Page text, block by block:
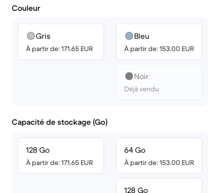
Couleur
Gris
À partir de: 171.65 EUR
Bleu
À partir de: 153.00 EUR
Noir
Déjà vendu
Capacité de stockage (Go)
128 Go
À partir de: 171.65 EUR
64 Go
À partir de: 153.00 EUR
128 Go